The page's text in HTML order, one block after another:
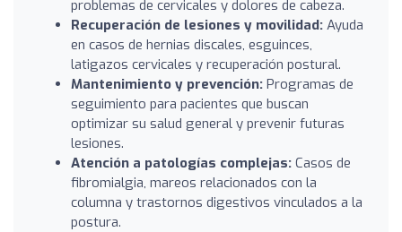
problemas de cervicales y dolores de cabeza.
Recuperación de lesiones y movilidad: Ayuda
en casos de hernias discales, esguinces,
latigazos cervicales y recuperación postural.
Mantenimiento y prevención: Programas de
seguimiento para pacientes que buscan
optimizar su salud general y prevenir futuras
lesiones.
Atención a patologías complejas: Casos de
fibromialgia, mareos relacionados con la
columna y trastornos digestivos vinculados a la
postura.